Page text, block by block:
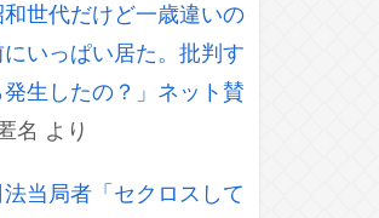
世代だけど一歳違いの
いっぱい居た。批判す
生したの？」ネット賛
名 より
当局者「セクロスして